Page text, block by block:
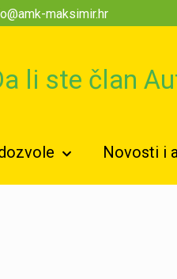
maksimir.hr
li ste član
Novosti i